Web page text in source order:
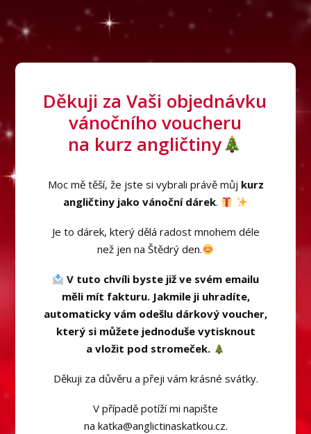
Děkuji za Vaši objednávku
vánočního voucheru
na kurz angličtiny
Moc mě těší, že jste si vybrali právě můj kurz
angličtiny jako vánoční dárek.
Je to dárek, který dělá radost mnohem déle
než jen na Štědrý den.
V tuto chvíli byste již ve svém emailu
měli mít fakturu. Jakmile ji uhradíte,
automaticky vám odešlu dárkový voucher,
který si můžete jednoduše vytisknout
a vložit pod stromeček.
Děkuji za důvěru a přeji vám krásné svátky.
V případě potíží mi napište
na katka@anglictinaskatkou.cz.